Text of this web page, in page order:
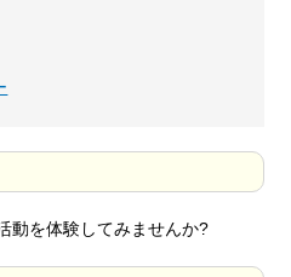
動を体験してみませんか?